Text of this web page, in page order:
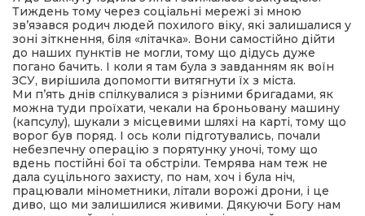
Тиждень тому через соціальні мережі зі мною
зв’язався родич людей похилого віку, які залишалися у
зоні зіткнення, біля «літачка». Вони самостійно дійти
до наших пунктів не могли, тому що дідусь дуже
погано бачить. І коли я там була з завданням як воїн
ЗСУ, вирішила допомогти витягнути їх з міста.
Ми п’ять днів спілкувалися з різними бригадами, як
можна туди проїхати, чекали на броньовану машину
(капсулу), шукали з місцевими шляхі на карті, тому що
ворог був поряд. І ось коли підготувались, почали
небезпечну операцію з порятунку уночі, тому що
вдень постійні бої та обстріли. Темрява нам теж не
дала суцільного захисту, по нам, хоч і була ніч,
працювали мінометники, літали ворожі дрони, і це
диво, що ми залишилися живими. Дякуючи Богу нам